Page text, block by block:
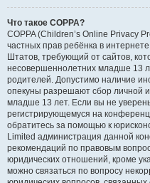
Что такое COPPA?
COPPA (Children’s Online Privacy
частных прав ребёнка в
Штатов, требующий от сайтов,
несовершеннолетних младше 13
родителей. Допустимо наличие
опекуны разрешают сбор личной
младше 13 лет. Если вы не
регистрирующемуся на
обратитесь за помощью к
Limited администрация данной
рекомендаций по правовым
юридических отношений, кроме
можно связаться по вопросу